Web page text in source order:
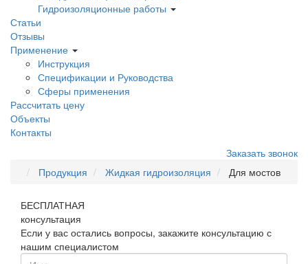
Гидроизоляционные работы
Статьи
Отзывы
Применение
Инструкция
Спецификации и Руководства
Сферы применения
Рассчитать цену
Объекты
Контакты
Заказать звонок
Продукция
Жидкая гидроизоляция Для мостов
БЕСПЛАТНАЯ
консультация
Если у вас остались вопросы, закажите консультацию с
нашим специалистом